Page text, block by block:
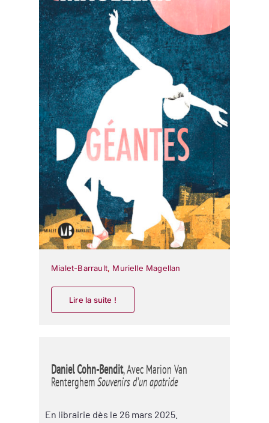
Mialet-Barrault, Murielle Magellan
Lire la suite !
Daniel Cohn-Bendit, Avec Marion Van
RenterghemSouvenirs d’un apatride
En librairie dès le 26 mars 2025.